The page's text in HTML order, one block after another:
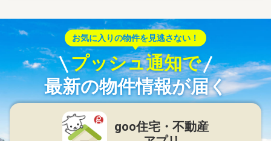
お気に入りの物件を見逃さない！
プッシュ通知で
最新の物件情報が届く
goo住宅・不動産